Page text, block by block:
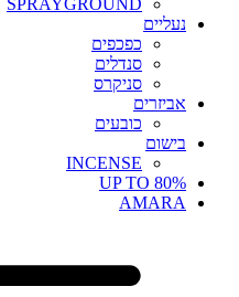
נעליים
כפכפים
סנדלים
סניקרס
אביזרים
כובעים
בישום
INCENSE
UP TO 80%
AMARA